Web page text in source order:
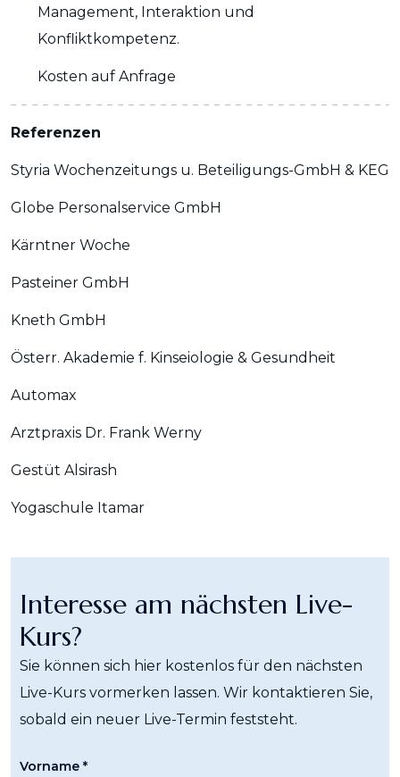
Management, Interaktion und
Konfliktkompetenz.
Kosten auf Anfrage
Referenzen
Styria Wochenzeitungs u. Beteiligungs-GmbH & KEG
Globe Personalservice GmbH
Kärntner Woche
Pasteiner GmbH
Kneth GmbH
Österr. Akademie f. Kinseiologie & Gesundheit
Automax
Arztpraxis Dr. Frank Werny
Gestüt Alsirash
Yogaschule Itamar
Interesse am nächsten Live-
Kurs?
Sie können sich hier kostenlos für den nächsten
Live-Kurs vormerken lassen. Wir kontaktieren Sie,
sobald ein neuer Live-Termin feststeht.
Vorname *